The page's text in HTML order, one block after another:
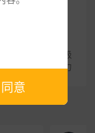
程跟进，人员评级
提高综合服务能力
同意